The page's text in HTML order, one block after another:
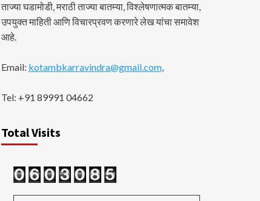
ताज्या घडामोडी, मराठी ताज्या बातम्या, विश्लेषणात्मक बातम्या,
उपयुक्त माहिती आणि विचारप्रवण करणारे लेख यांचा समावेश
आहे.
Email: kotambkarravindra@gmail.com,
Tel: +91 89991 04662
Total Visits